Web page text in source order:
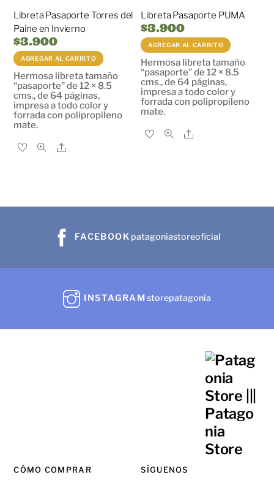
Libreta Pasaporte Torres del
Paine en Invierno
$3.900
AGREGAR AL CARRITO
Hermosa libreta tamaño
“pasaporte” de 12 × 8.5
cms., de 64 páginas,
impresa a todo color y
forrada con polipropileno
mate.
Share
Libreta Pasaporte PUMA
$3.900
AGREGAR AL CARRITO
Hermosa libreta tamaño
“pasaporte” de 12 × 8.5
cms., de 64 páginas,
impresa a todo color y
forrada con polipropileno
mate.
Share
FACEBOOK patagoniastoreoficial
INSTAGRAM storepatagonia
CÓMO COMPRAR SÍGUENOS